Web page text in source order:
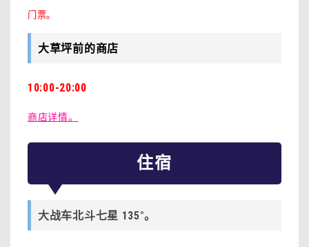
门票。
大草坪前的商店
10:00-20:00
商店详情。
住宿
大战车北斗七星 135°。